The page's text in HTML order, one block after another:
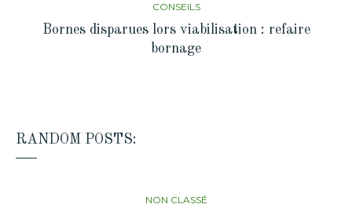
CONSEILS
Bornes disparues lors viabilisation : refaire
bornage
RANDOM POSTS:
NON CLASSÉ